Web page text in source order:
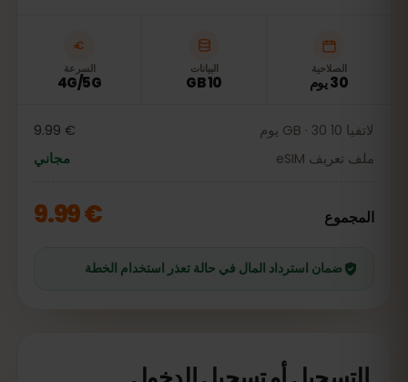
الصلاحية
30 يوم
البيانات
10 GB
السرعة
4G/5G
لاتفيا 10 GB · 30 يوم
€ 9.99
ملف تعريف eSIM
مجاني
المجموع € 9.99
ضمان استرداد المال في حالة تعذر استخدام الخطة